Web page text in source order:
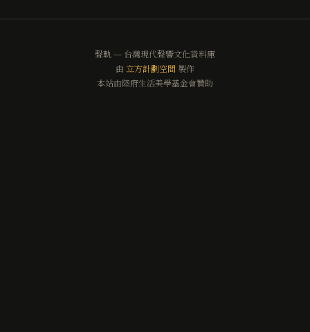
聲軌 — 台灣現代聲響文化資料庫
由 立方計劃空間 製作
本站由陸府生活美學基金會贊助